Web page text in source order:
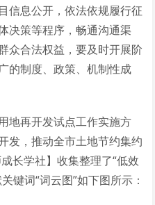
信息公开，依法依规履行征
决策等程序，畅通沟通渠
众合法权益，要及时开展阶
的制度、政策、机制性成
地再开发试点工作实施方
发，推动全市土地节约集约
长学社】收集整理了“低效
键词“词云图”如下图所示：